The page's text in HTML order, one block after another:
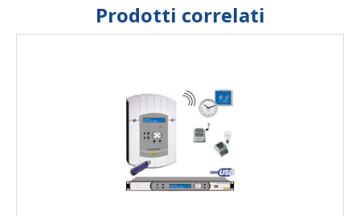
Prodotti correlati